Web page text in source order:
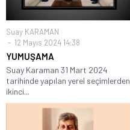
Suay KARAMAN
12 Mayıs 2024 14:38
YUMUŞAMA
Suay Karaman 31 Mart 2024
tarihinde yapılan yerel seçimlerden
ikinci...